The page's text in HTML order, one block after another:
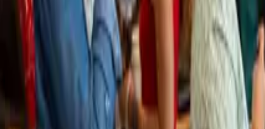
Accueil
Le Palais des Congrès - Paris Saclay
Le Palais des Congrès - Paris Saclay